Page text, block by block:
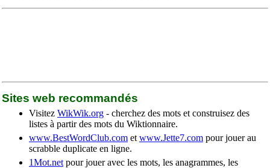
Sites web recommandés
Visitez WikWik.org - cherchez des mots et construisez des
listes à partir des mots du Wiktionnaire.
www.BestWordClub.com et www.Jette7.com pour jouer au
scrabble duplicate en ligne.
1Mot.net pour jouer avec les mots, les anagrammes, les